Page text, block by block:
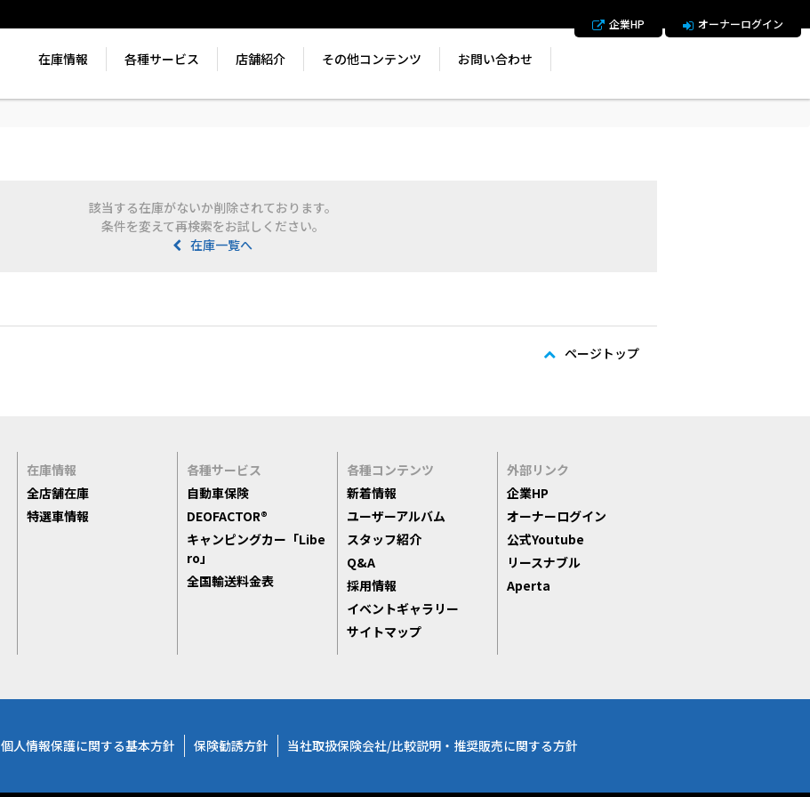
企業HP オーナーログイン
在庫情報 各種サービス 店舗紹介 その他コンテンツ お問い合わせ
該当する在庫がないか削除されております。
条件を変えて再検索をお試しください。
在庫一覧へ
ページトップ
在庫情報
全店舗在庫
特選車情報
各種サービス
自動車保険
DEOFACTOR®
キャンピングカー「Libe
ro」
全国輸送料金表
各種コンテンツ
新着情報
ユーザーアルバム
スタッフ紹介
Q&A
採用情報
イベントギャラリー
サイトマップ
外部リンク
企業HP
オーナーログイン
公式Youtube
リースナブル
Aperta
個人情報保護に関する基本方針 保険勧誘方針 当社取扱保険会社/比較説明・推奨販売に関する方針